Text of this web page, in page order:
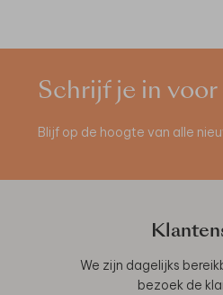
Schrijf je in voor
Blijf op de hoogte van alle
We zijn dagelijks
bezoek de